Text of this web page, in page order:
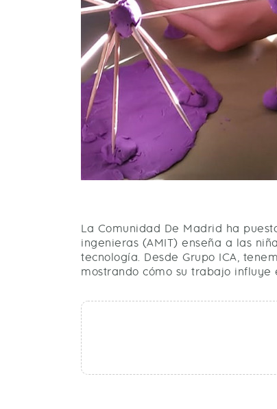
La Comunidad De Madrid ha
ingenieras (AMIT) enseña a las
tecnología. Desde Grupo ICA,
mostrando cómo su trabajo